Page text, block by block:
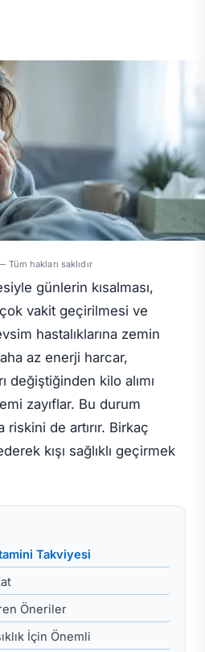
hakları saklıdır
günlerin kısalması,
vakit geçirilmesi ve
hastalıklarına zemin
az enerji harcar,
değiştiğinden kilo alımı
zayıflar. Bu durum
riskini de artırır. Birkaç
kışı sağlıklı geçirmek
Takviyesi
Öneriler
İçin Önemli